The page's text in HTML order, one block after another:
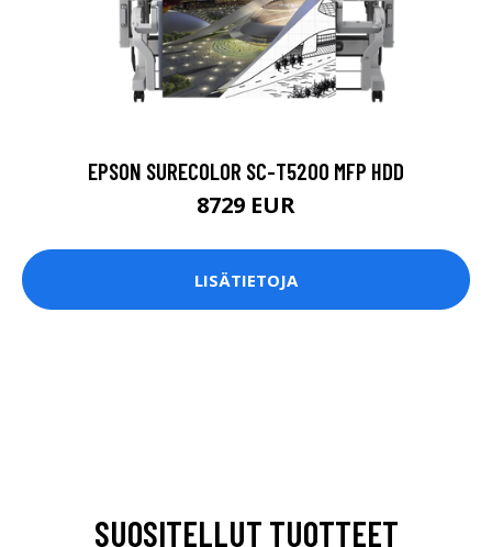
EPSON SURECOLOR SC-T5200 MFP HDD
8729 EUR
LISÄTIETOJA
SUOSITELLUT TUOTTEET